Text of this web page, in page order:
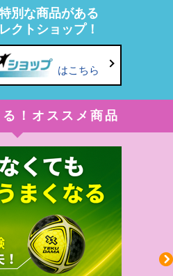
別な商品がある
クトショップ！
はこちら
！オススメ商品